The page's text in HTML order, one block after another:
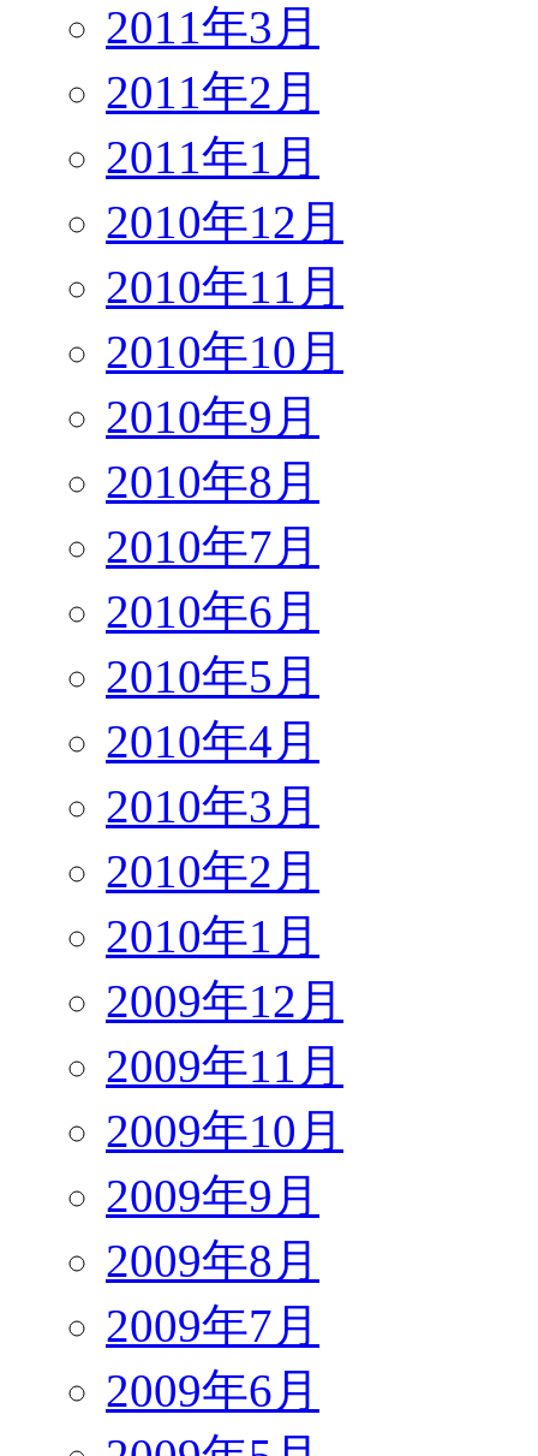
2011年3月
2011年2月
2011年1月
2010年12月
2010年11月
2010年10月
2010年9月
2010年8月
2010年7月
2010年6月
2010年5月
2010年4月
2010年3月
2010年2月
2010年1月
2009年12月
2009年11月
2009年10月
2009年9月
2009年8月
2009年7月
2009年6月